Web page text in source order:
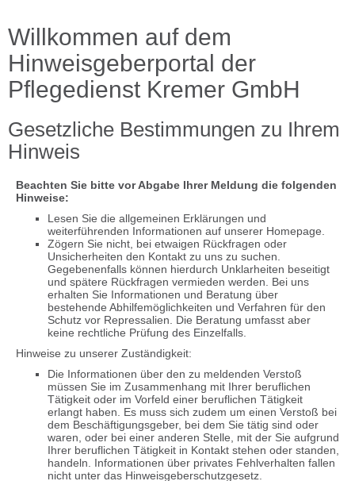
Willkommen auf dem
Hinweisgeberportal der
Pflegedienst Kremer GmbH
Gesetzliche Bestimmungen zu Ihrem
Hinweis
Beachten Sie bitte vor Abgabe Ihrer Meldung die folgenden
Hinweise:
Lesen Sie die allgemeinen Erklärungen und
weiterführenden Informationen auf unserer Homepage.
Zögern Sie nicht, bei etwaigen Rückfragen oder
Unsicherheiten den Kontakt zu uns zu suchen.
Gegebenenfalls können hierdurch Unklarheiten beseitigt
und spätere Rückfragen vermieden werden. Bei uns
erhalten Sie Informationen und Beratung über
bestehende Abhilfemöglichkeiten und Verfahren für den
Schutz vor Repressalien. Die Beratung umfasst aber
keine rechtliche Prüfung des Einzelfalls.
Hinweise zu unserer Zuständigkeit:
Die Informationen über den zu meldenden Verstoß
müssen Sie im Zusammenhang mit Ihrer beruflichen
Tätigkeit oder im Vorfeld einer beruflichen Tätigkeit
erlangt haben. Es muss sich zudem um einen Verstoß bei
dem Beschäftigungsgeber, bei dem Sie tätig sind oder
waren, oder bei einer anderen Stelle, mit der Sie aufgrund
Ihrer beruflichen Tätigkeit in Kontakt stehen oder standen,
handeln. Informationen über privates Fehlverhalten fallen
nicht unter das Hinweisgeberschutzgesetz.